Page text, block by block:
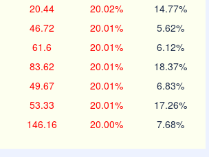
20.44 20.02% 14.77%
46.72 20.01% 5.62%
61.6 20.01% 6.12%
83.62 20.01% 18.37%
49.67 20.01% 6.83%
53.33 20.01% 17.26%
146.16 20.00% 7.68%